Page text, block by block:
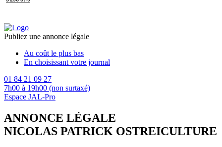
Publiez une annonce légale
Au coût le plus bas
En choisissant votre journal
01 84 21 09 27
7h00 à 19h00 (non surtaxé)
Espace JAL-Pro
ANNONCE LÉGALE
NICOLAS PATRICK OSTREICULTURE